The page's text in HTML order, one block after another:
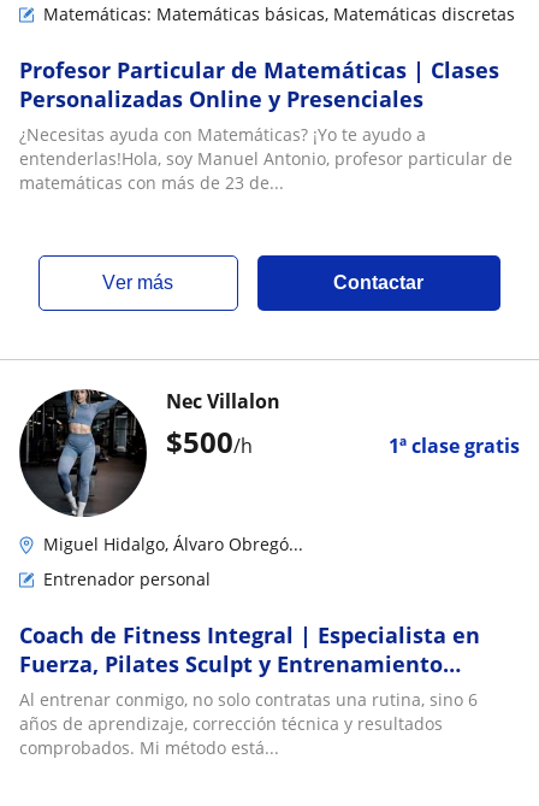
Matemáticas: Matemáticas básicas, Matemáticas discretas
Profesor Particular de Matemáticas | Clases
Personalizadas Online y Presenciales
¿Necesitas ayuda con Matemáticas? ¡Yo te ayudo a
entenderlas!Hola, soy Manuel Antonio, profesor particular de
matemáticas con más de 23 de...
ver más Contactar
$500/h 1ª clase gratis
Nec Villalon
Miguel Hidalgo, Álvaro Obregó...
Entrenador personal
Coach de Fitness Integral | Especialista en
Fuerza, Pilates Sculpt y Entrenamiento
Funcional
Al entrenar conmigo, no solo contratas una rutina, sino 6
años de aprendizaje, corrección técnica y resultados
comprobados. Mi método está...